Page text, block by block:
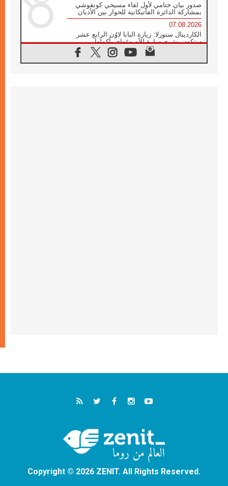
صدور بيان ختامي لأول لقاء مسيحي كونفوشي
بمشاركة الدائرة الفاتيكانية للحوار بين الأديان
07.08.2026
الكاردينال ستورلا: زيارة البابا لاوُن الرابع عشر
ستكون بشرى سارة للأوروغواي بأكملها
الفاتيكان يعلن برنامج الزيارة الرسولية للبابا لاوُن
Copyright © 2026 ZENIT. All Rights Reserved.